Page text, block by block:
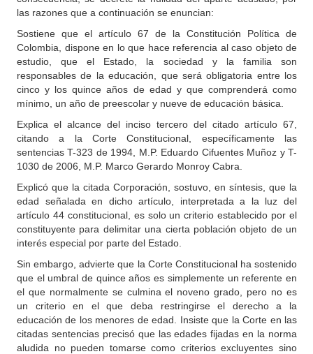
las razones que a continuación se enuncian:
Sostiene que el artículo 67 de la Constitución Política de
Colombia, dispone en lo que hace referencia al caso objeto de
estudio, que el Estado, la sociedad y la familia son
responsables de la educación, que será obligatoria entre los
cinco y los quince años de edad y que comprenderá como
mínimo, un año de preescolar y nueve de educación básica.
Explica el alcance del inciso tercero del citado artículo 67,
citando a la Corte Constitucional, específicamente las
sentencias T-323 de 1994, M.P. Eduardo Cifuentes Muñoz y T-
1030 de 2006, M.P. Marco Gerardo Monroy Cabra.
Explicó que la citada Corporación, sostuvo, en síntesis, que la
edad señalada en dicho artículo, interpretada a la luz del
artículo 44 constitucional, es solo un criterio establecido por el
constituyente para delimitar una cierta población objeto de un
interés especial por parte del Estado.
Sin embargo, advierte que la Corte Constitucional ha sostenido
que el umbral de quince años es simplemente un referente en
el que normalmente se culmina el noveno grado, pero no es
un criterio en el que deba restringirse el derecho a la
educación de los menores de edad. Insiste que la Corte en las
citadas sentencias precisó que las edades fijadas en la norma
aludida no pueden tomarse como criterios excluyentes sino